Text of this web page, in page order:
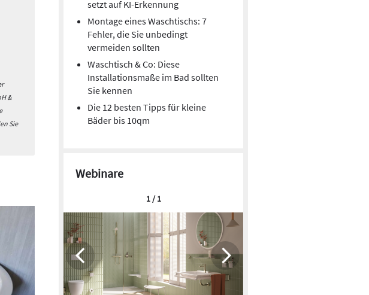
&
Sie
setzt auf KI-Erkennung
Montage eines Waschtischs: 7
Fehler, die Sie unbedingt
vermeiden sollten
Waschtisch & Co: Diese
Installationsmaße im Bad sollten
Sie kennen
Die 12 besten Tipps für kleine
Bäder bis 10qm
Webinare
1 / 1